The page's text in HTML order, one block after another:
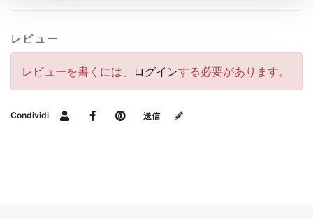
レビュー
レビューを書くには、 ログインする必要があります。
Condividi 送信